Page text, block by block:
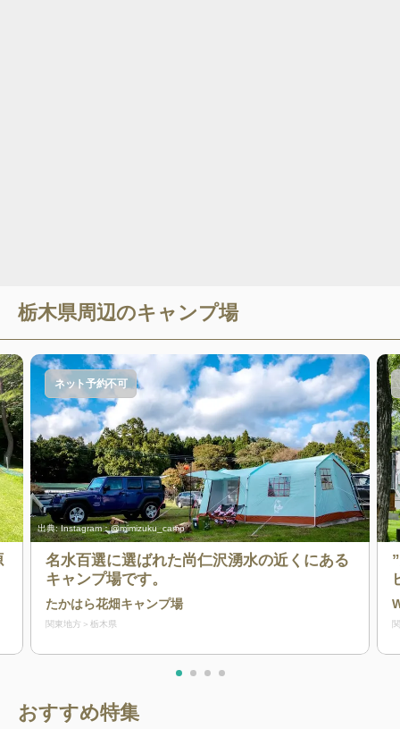
栃木県周辺のキャンプ場
出典:Instagram：@mimizuku_camp
ネット予約不可
名水百選に選ばれた尚仁沢湧水の近くにある
キャンプ場です。
たかはら花畑キャンプ場
関東地方 栃木県
おすすめ特集